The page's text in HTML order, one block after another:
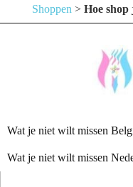
Shoppen > Hoe shop
Wat je niet wilt missen
Wat je niet wilt missen